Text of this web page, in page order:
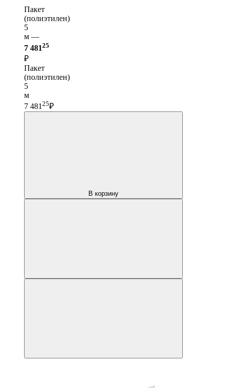
Пакет
(полиэтилен)
5
м —
7 48125
₽
Пакет
(полиэтилен)
5
м
7 481 25₽
В корзину